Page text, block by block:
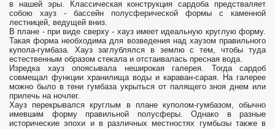
в нашей эры. Классическая конструкция сардоба предстваляет
собою хауз - бассейн полусферической формы с каменной
лестницей, ведущей вниз.
В плане - при виде сверху - хауз имеет идеальную круглую форму.
Такая форма необходима для возведения над хаузом правильного
купола-гумбаза. Хауз заглублялся в землю с тем, чтобы туда
естественным образом стекала и отстаивалась пресная вода.
Изредка хауз опоясывала неширокая галерея. Тогда сардоб
совмещал функции хранилища воды и караван-сарая. На галерее
можно было в тени гумбаза укрыться от палящего зноя днем или
прилечь на ночлег.
Хауз перекрывался круглым в плане куполом-гумбазом, обычно
имевшим форму правильной полусферы. Однако в разные
исторические эпохи и в различных местностях гумбызы также в